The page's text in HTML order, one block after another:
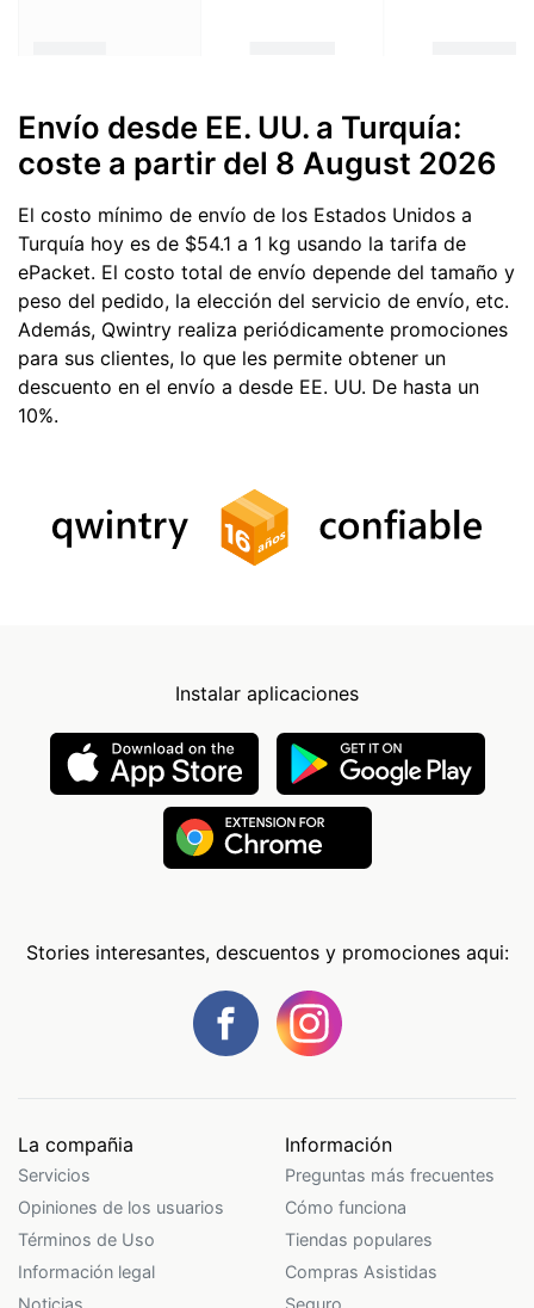
Envío desde EE. UU. a Turquía:
coste a partir del 8 August 2026
El costo mínimo de envío de los Estados Unidos a
Turquía hoy es de $54.1 a 1 kg usando la tarifa de
ePacket. El costo total de envío depende del tamaño y
peso del pedido, la elección del servicio de envío, etc.
Además, Qwintry realiza periódicamente promociones
para sus clientes, lo que les permite obtener un
descuento en el envío a desde EE. UU. De hasta un
10%.
Instalar aplicaciones
Stories interesantes, descuentos y promociones aqui:
La compañia
Servicios
Opiniones de los usuarios
Términos de Uso
Información legal
Información
Preguntas más frecuentes
Cómo funciona
Tiendas populares
Compras Asistidas